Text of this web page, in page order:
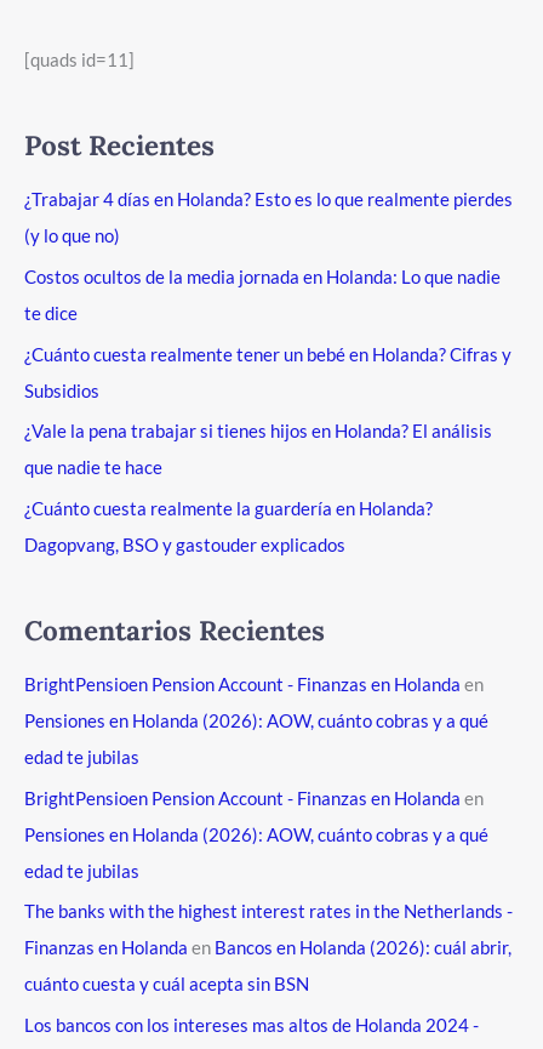
[quads id=11]
Post Recientes
¿Trabajar 4 días en Holanda? Esto es lo que realmente pierdes
(y lo que no)
Costos ocultos de la media jornada en Holanda: Lo que nadie
te dice
¿Cuánto cuesta realmente tener un bebé en Holanda? Cifras y
Subsidios
¿Vale la pena trabajar si tienes hijos en Holanda? El análisis
que nadie te hace
¿Cuánto cuesta realmente la guardería en Holanda?
Dagopvang, BSO y gastouder explicados
Comentarios Recientes
BrightPensioen Pension Account - Finanzas en Holanda en
Pensiones en Holanda (2026): AOW, cuánto cobras y a qué
edad te jubilas
BrightPensioen Pension Account - Finanzas en Holanda en
Pensiones en Holanda (2026): AOW, cuánto cobras y a qué
edad te jubilas
The banks with the highest interest rates in the Netherlands -
Finanzas en Holanda en Bancos en Holanda (2026): cuál abrir,
cuánto cuesta y cuál acepta sin BSN
Los bancos con los intereses mas altos de Holanda 2024 -